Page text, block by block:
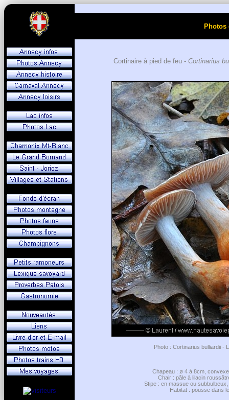
Cortinaire à pied de feu - Cortinarius
Photo : Cortinarius bulliardii -
Chapeau : ø 4 à 8cm,
Chair : pâle à lilacin
Stipe : en massue ou
Habitat : pousse dans